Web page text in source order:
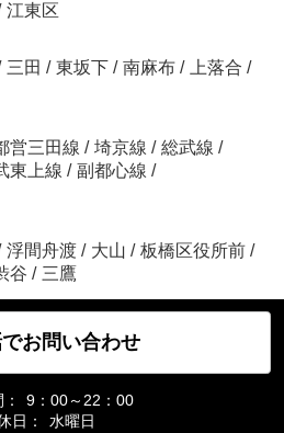
江東区
三田 / 東坂下 / 南麻布 / 上落合 /
営三田線 / 埼京線 / 総武線 /
東上線 / 副都心線 /
浮間舟渡 / 大山 / 板橋区役所前 /
谷 / 三鷹
お問い合わせ
9：00～22：00
日：
水曜日